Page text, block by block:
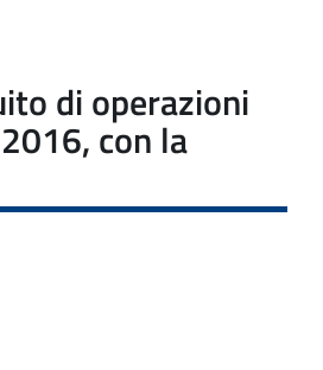
di operazioni
con la